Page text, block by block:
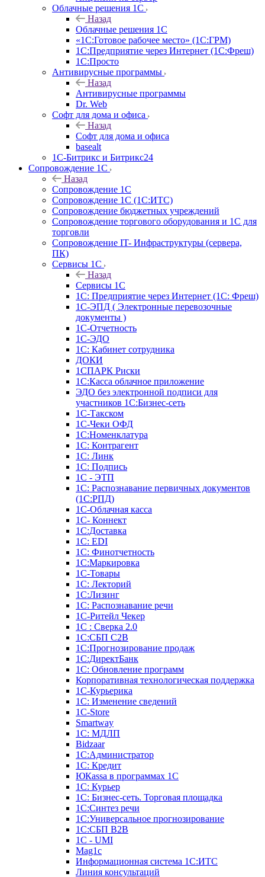
Облачные решения 1С
Назад
Облачные решения 1С
«1C:Готовое рабочее место» (1С:ГРМ)
1С:Предприятие через Интернет (1С:Фреш)
1С:Просто
Антивирусные программы
Назад
Антивирусные программы
Dr. Web
Софт для дома и офиса
Назад
Софт для дома и офиса
basealt
1С-Битрикс и Битрикс24
Сопровождение 1С
Назад
Сопровождение 1С
Сопровождение 1С (1С:ИТС)
Сопровождение бюджетных учреждений
Сопровождение торгового оборудования и 1С для
торговли
Сопровождение IT- Инфраструктуры (сервера,
ПК)
Сервисы 1С
Назад
Сервисы 1С
1С: Предприятие через Интернет (1С: Фреш)
1С-ЭПД ( Электронные перевозочные
документы )
1С-Отчетность
1С-ЭДО
1С: Кабинет сотрудника
ДОКИ
1СПАРК Риски
1С:Касса облачное приложение
ЭДО без электронной подписи для
участников 1С:Бизнес-сеть
1С-Такском
1С-Чеки ОФД
1С:Номенклатура
1С: Контрагент
1С: Линк
1С: Подпись
1С - ЭТП
1С: Распознавание первичных документов
(1С:РПД)
1С-Облачная касса
1С- Коннект
1С:Доставка
1С: EDI
1С: Финотчетность
1С:Маркировка
1С-Товары
1С: Лекторий
1С:Лизинг
1С: Распознавание речи
1C-Ритейл Чекер
1С : Сверка 2.0
1С:СБП C2B
1С:Прогнозирование продаж
1С:ДиректБанк
1С: Обновление программ
Корпоративная технологическая поддержка
1С-Курьерика
1С: Изменение сведений
1C-Store
Smartway
1С: МДЛП
Bidzaar
1С:Администратор
1С: Кредит
ЮКаssа в программах 1С
1С: Курьер
1С: Бизнес-сеть. Торговая площадка
1С:Синтез речи
1С:Универсальное прогнозирование
1С:СБП B2B
1C - UMI
Mag1c
Информационная система 1С:ИТС
Линия консультаций